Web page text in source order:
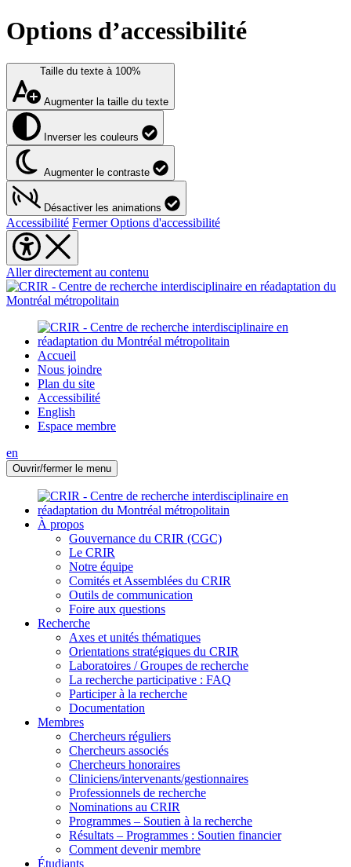
Options d’accessibilité
Taille du texte à 100%
Augmenter la taille du texte
Inverser les couleurs
Augmenter le contraste
Désactiver les animations
Accessibilité Fermer Options d'accessibilité
Aller directement au contenu
Accueil
Nous joindre
Plan du site
Accessibilité
English
Espace membre
en
Ouvrir/fermer le menu
À propos
Gouvernance du CRIR (CGC)
Le CRIR
Notre équipe
Comités et Assemblées du CRIR
Outils de communication
Foire aux questions
Recherche
Axes et unités thématiques
Orientations stratégiques du CRIR
Laboratoires / Groupes de recherche
La recherche participative : FAQ
Participer à la recherche
Documentation
Membres
Chercheurs réguliers
Chercheurs associés
Chercheurs honoraires
Cliniciens/intervenants/gestionnaires
Professionnels de recherche
Nominations au CRIR
Programmes – Soutien à la recherche
Résultats – Programmes : Soutien financier
Comment devenir membre
Étudiants